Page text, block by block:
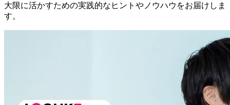
大限に活かすための実践的なヒントやノウハウをお届けしま
す。